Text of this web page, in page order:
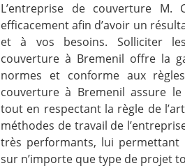
L’entreprise de couverture M.
efficacement afin d’avoir un
et à vos besoins. Solliciter
couverture à Bremenil offre la
normes et conforme aux
couverture à Bremenil assure
tout en respectant la règle de
méthodes de travail de
très performants, lui
sur n’importe que type de projet